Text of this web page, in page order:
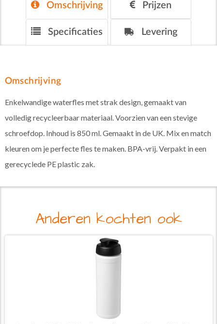
Omschrijving Prijzen
Specificaties Levering
Omschrijving
Enkelwandige waterfles met strak design, gemaakt van
volledig recycleerbaar materiaal. Voorzien van een stevige
schroefdop. Inhoud is 850 ml. Gemaakt in de UK. Mix en match
kleuren om je perfecte fles te maken. BPA-vrij. Verpakt in een
gerecyclede PE plastic zak.
Anderen kochten ook